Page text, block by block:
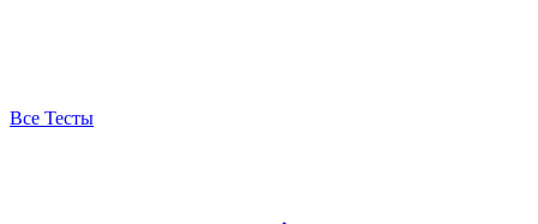
Все Тесты